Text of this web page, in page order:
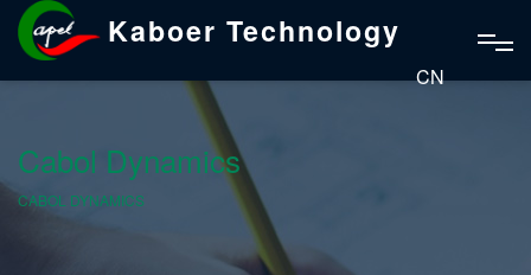
Kaboer Technology
CN
Cabol Dynamics
CABOL DYNAMICS